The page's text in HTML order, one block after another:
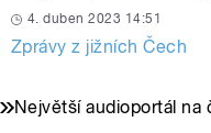
4. duben 2023 14:51
Zprávy z jižních Čech
Největší audioportál na